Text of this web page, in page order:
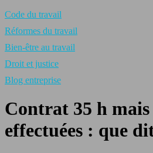
Code du travail
Réformes du travail
Bien-être au travail
Droit et justice
Blog entreprise
Contrat 35 h mais
effectuées : que